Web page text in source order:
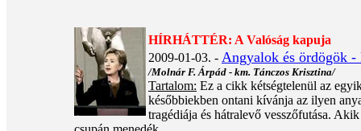
HÍRHÁTTÉR: A Valóság kapuja
2009-01-03. - Angyalok és ördögök
/Molnár F. Árpád - km. Tánczos Krisztina/
Tartalom: Ez a cikk kétségtelenül az
későbbiekben ontani kívánja az ilyen
tragédiája és hátralevő vesszőfutása.